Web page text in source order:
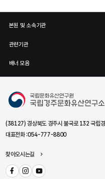
본원 및 소속기관
관련기관
배너 모음
국립경주문화유산연구소
(38127) 경상북도 경주시 불국로 132 국립
대표전화 :054-777-8800
찾아오시는길
페이스북인스타그램
유튜브